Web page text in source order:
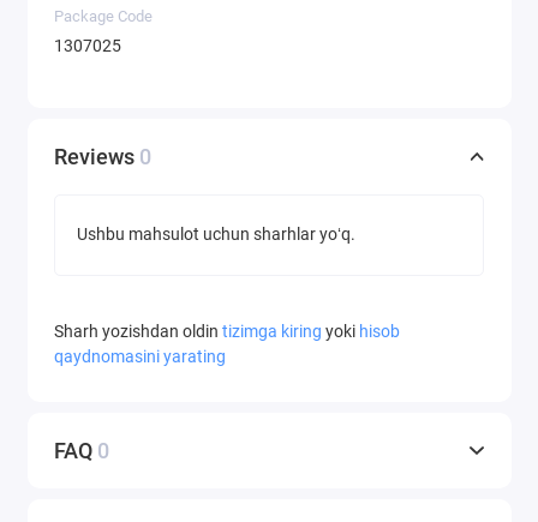
Package Code
1307025
Reviews 0
Ushbu mahsulot uchun sharhlar yoʻq.
Sharh yozishdan oldin tizimga kiring yoki hisob
qaydnomasini yarating
FAQ 0